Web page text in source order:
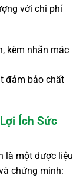
với chi phí
đảm bảo chất
Ích Sức
là một dược liệu
chứng minh: